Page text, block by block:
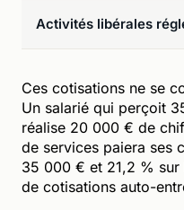
Activités libérales
Ces cotisations ne se
Un salarié qui perçoit
réalise 20 000 € de
de services paiera ses
35 000 € et 21,2 %
de cotisations auto-